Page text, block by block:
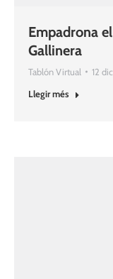
Empadrona
Gallinera
Tablón Virtual
12
Llegir més